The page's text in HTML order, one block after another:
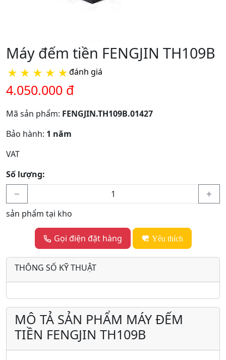
Máy đếm tiền FENGJIN TH109B
★ ★ ★ ★ ★đánh giá
4.050.000 đ
Mã sản phẩm: FENGJIN.TH109B.01427
Bảo hành: 1 năm
VAT
Số lượng:
sản phẩm tại kho
Gọi điện đặt hàng Yêu thích
THÔNG SỐ KỸ THUẬT
MÔ TẢ SẢN PHẨM MÁY ĐẾM
TIỀN FENGJIN TH109B